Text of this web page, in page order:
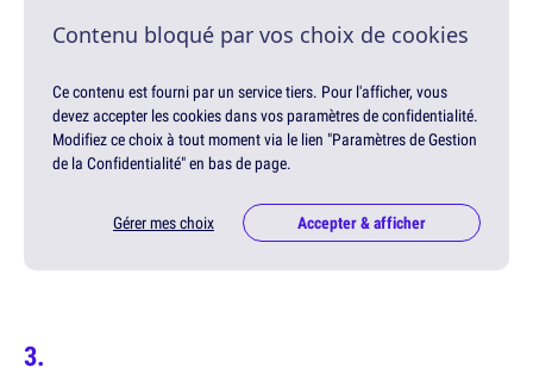
Contenu bloqué par vos choix de cookies
Ce contenu est fourni par un service tiers. Pour l'afficher, vous
devez accepter les cookies dans vos paramètres de confidentialité.
Modifiez ce choix à tout moment via le lien "Paramètres de Gestion
de la Confidentialité" en bas de page.
Gérer mes choix Accepter & afficher